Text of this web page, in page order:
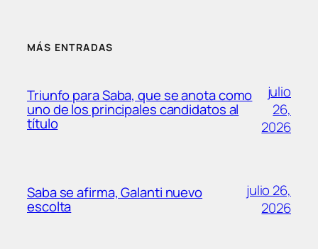
MÁS ENTRADAS
Triunfo para Saba, que se anota como
uno de los principales candidatos al
título
julio
26,
2026
Saba se afirma, Galanti nuevo
escolta
julio 26,
2026